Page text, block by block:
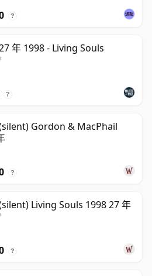
?
年 1998 - Living Souls
?
Gordon & MacPhail
?
Living Souls 1998 27 年
?